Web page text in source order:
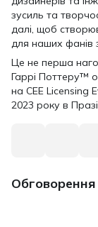
зусиль та
далі, щоб
для наших фанів
Це не перша
Гаррі Поттеру™
на CEE Licensing
2023 року в
Обговорення